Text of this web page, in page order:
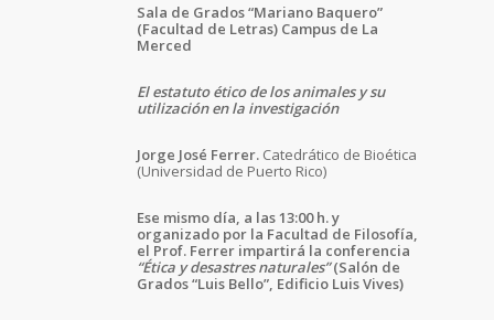
Sala de Grados “Mariano Baquero”
(Facultad de Letras) Campus de La
Merced
El estatuto ético de los animales y su
utilización en la investigación
Jorge José Ferrer. Catedrático de Bioética
(Universidad de Puerto Rico)
Ese mismo día, a las 13:00 h. y
organizado por la Facultad de Filosofía,
el Prof. Ferrer impartirá la conferencia
“Ética y desastres naturales”(Salón de
Grados “Luis Bello”, Edificio Luis Vives)